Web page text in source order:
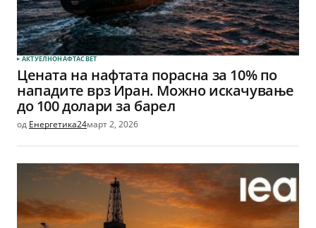
АКТУЕЛНОНАФТАСВЕТ
Цената на нафтата порасна за 10% по
нападите врз Иран. Можно искачување
до 100 долари за барел
од Енергетика24март 2, 2026